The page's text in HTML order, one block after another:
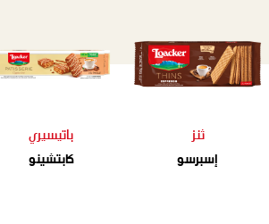
ثنز
إسبرسو
باتيسيري
كابتشينو